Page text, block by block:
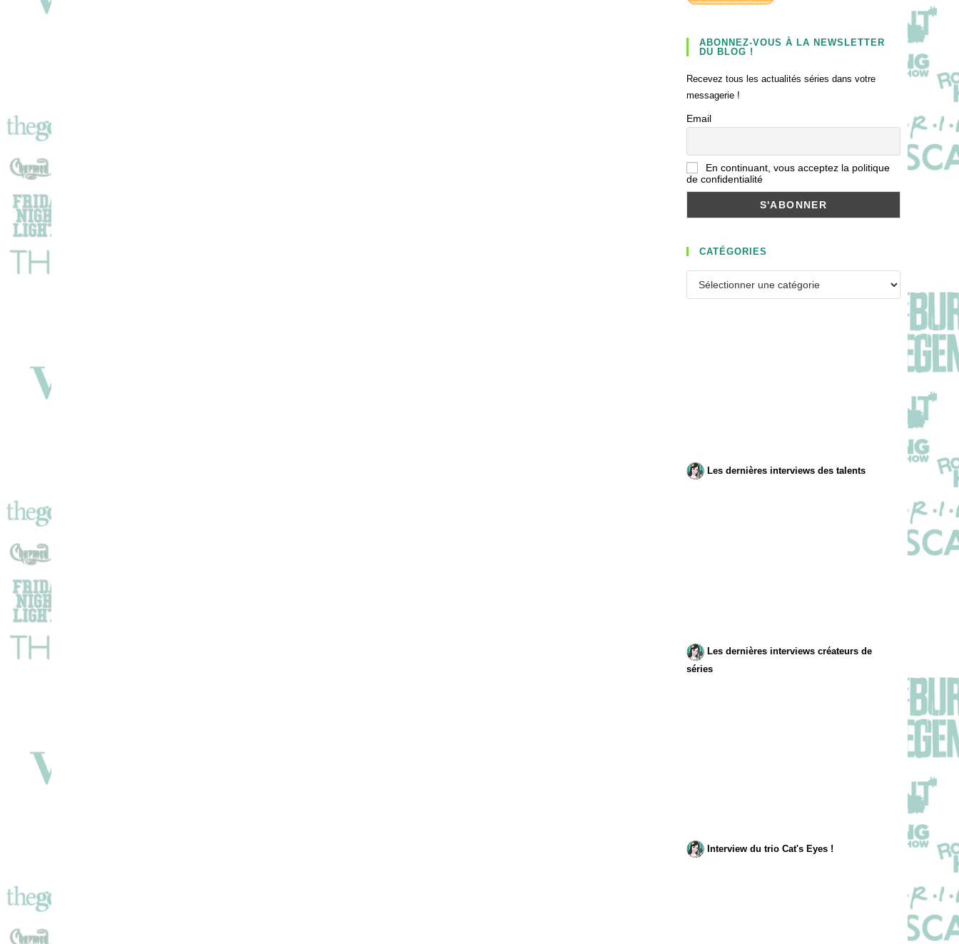
ABONNEZ-VOUS À LA NEWSLETTER
DU BLOG !
Recevez tous les actualités séries dans votre
messagerie !
Email
En continuant, vous acceptez la politique
de confidentialité
CATÉGORIES
Les dernières interviews des talents
Les dernières interviews créateurs de
séries
Interview du trio Cat's Eyes !